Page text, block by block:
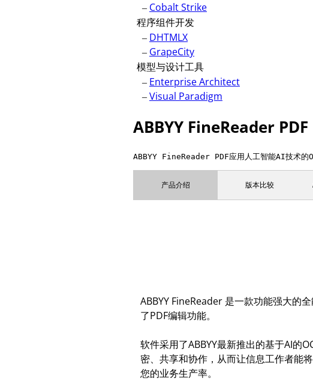
– Cobalt Strike
程序组件开发
– DHTMLX
– GrapeCity
模型与设计工具
– Enterprise Architect
–Visual Paradigm
ABBYY FineReader
ABBYY FineReader PDF应用人工智能AI技术的
产品介绍 版本比较
ABBYY FineReader 是一款功能强大的
了PDF编辑功能。
软件采用了ABBYY最新推出的基于AI的
密、共享和协作，从而让信息工作者能
您的业务生产率。